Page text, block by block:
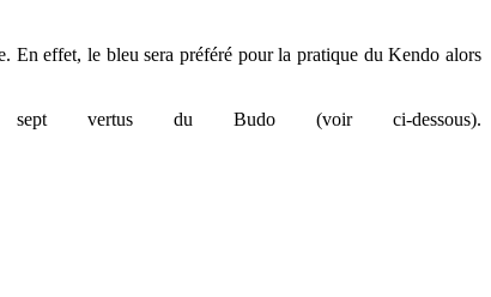
En effet, le bleu sera préféré pour la pratique du Kendo alors
vertus du Budo (voir ci-dessous).